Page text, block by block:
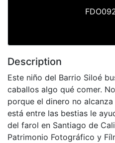
Description
Este niño del Barrio Siloé
caballos algo qué comer.
porque el dinero no
está entre las bestias le
del farol en Santiago de
Patrimonio Fotográfico y